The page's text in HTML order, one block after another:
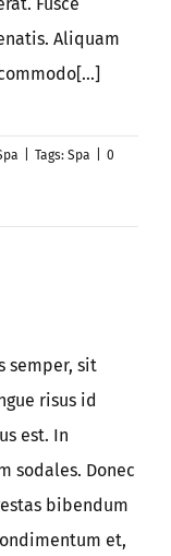
Aliquam
Tags: Spa
0
semper, sit
risus id
est. In
sodales. Donec
bibendum
et,